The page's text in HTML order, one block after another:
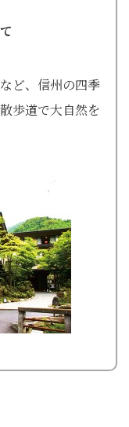
ど、信州の四季
歩道で大自然を